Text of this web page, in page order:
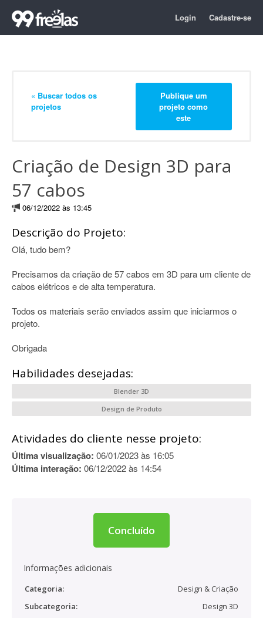
Login Cadastre-se
« Buscar todos os
projetos
Publique um
projeto como
este
Criação de Design 3D para
57 cabos
06/12/2022 às 13:45
Descrição do Projeto:
Olá, tudo bem?
Precisamos da criação de 57 cabos em 3D para um cliente de
cabos elétricos e de alta temperatura.
Todos os materiais serão enviados assim que iniciarmos o
projeto.
Obrigada
Habilidades desejadas:
Blender 3D
Design de Produto
Atividades do cliente nesse projeto:
Última visualização: 06/01/2023 às 16:05
Última interação: 06/12/2022 às 14:54
Concluído
Informações adicionais
Categoria:
Design & Criação
Subcategoria:
Design 3D